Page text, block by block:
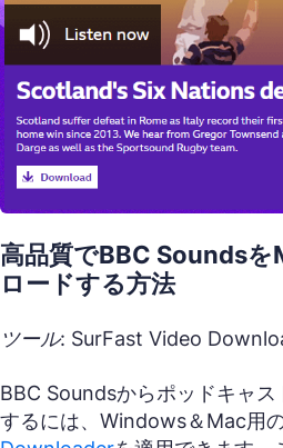
高品質でBBC Soundsを
ロードする方法
ツール: SurFast Video
BBC Soundsからポッドキャ
するには、Windows＆Mac用